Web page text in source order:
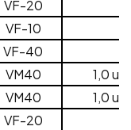
VF-20
VF-10
VF-40
VM40
1,0 um
VM40
1,0 um
VF-20